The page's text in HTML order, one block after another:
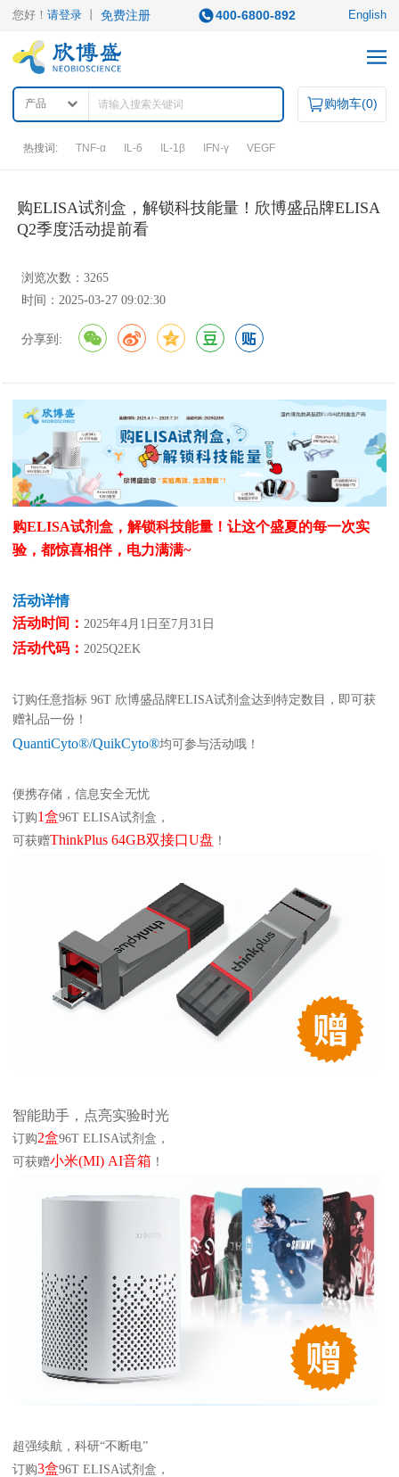
您好！请登录 丨免费注册 400-6800-892 English
产品 购物车(0)
热搜词: TNF-α IL-6 IL-1β IFN-γ VEGF
产品中心
ELISA试剂盒
QuantiCyto®ELISA
QuantiCyto®ELISA(高敏)
QuikCyto®ELISA(快检)
癌症生物学 表观遗传学 代谢生物学 发育生物学
干细胞与再生医学 免疫学 微生物学 神经科学
细胞生物学 信号转导
定制代测
Luminex®多因子检测服务
活动促销
线下展会
客户评鉴
技术支持 订购指南
操作视频
高分文献解读
公司介绍 专利/荣誉
联系我们 公司新闻
代理商查询
购ELISA试剂盒，解锁科技能量！欣博盛品牌ELISA
Q2季度活动提前看
浏览次数：3265
时间：2025-03-27 09:02:30
分享到:
购ELISA试剂盒，解锁科技能量！让这个盛夏的每一次实
验，都惊喜相伴，电力满满~
活动详情
活动时间： 2025年4月1日至7月31日
活动代码： 2025Q2EK
订购任意指标 96T 欣博盛品牌ELISA试剂盒达到特定数目，即可获
赠礼品一份！
QuantiCyto®/QuikCyto®均可参与活动哦！
便携存储，信息安全无忧
订购1盒96T ELISA试剂盒，
可获赠ThinkPlus 64GB双接口U盘 ！
智能助手，点亮实验时光
订购2盒96T ELISA试剂盒，
可获赠小米(MI) AI音箱 ！
超强续航，科研“不断电”
订购3盒96T ELISA试剂盒，